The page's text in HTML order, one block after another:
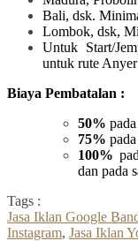
Bali, dsk.
Lombok, dsk,
Untuk Start/
untuk rute
Biaya Pembatalan :
50% pada
75% pada
100%
dan pada
Tags :
Jasa Iklan Google
Instagram, Jasa Iklan